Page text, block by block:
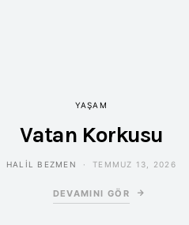
YAŞAM
Vatan Korkusu
HALIL BEZMEN TEMMUZ 13, 2026
DEVAMINI GÖR